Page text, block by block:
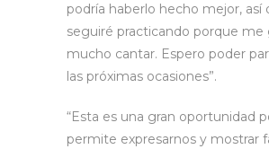
podría haberlo hecho mejor, así
seguiré practicando porque me
mucho cantar. Espero poder
las próximas ocasiones”.
“Esta es una gran oportunidad
permite expresarnos y mostrar